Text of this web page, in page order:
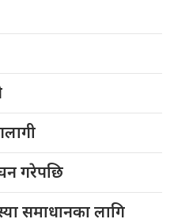
गरेपछि
समाधानका लागि